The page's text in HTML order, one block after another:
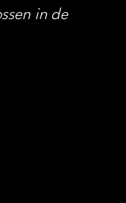
in de